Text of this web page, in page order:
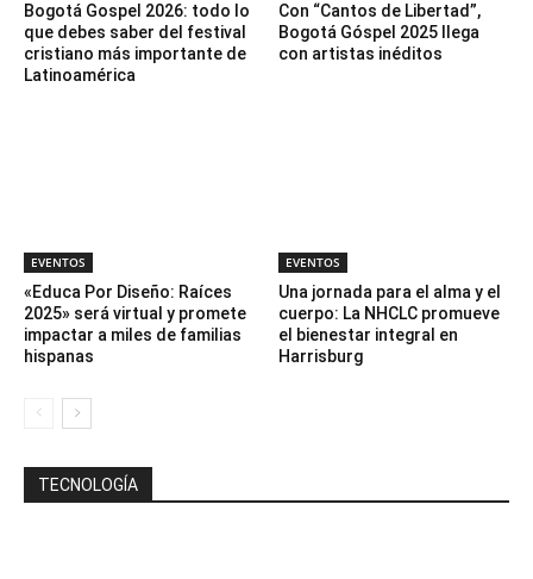
Bogotá Gospel 2026: todo lo
que debes saber del festival
cristiano más importante de
Latinoamérica
Con “Cantos de Libertad”,
Bogotá Góspel 2025 llega
con artistas inéditos
EVENTOS
«Educa Por Diseño: Raíces
2025» será virtual y promete
impactar a miles de familias
hispanas
EVENTOS
Una jornada para el alma y el
cuerpo: La NHCLC promueve
el bienestar integral en
Harrisburg
TECNOLOGÍA